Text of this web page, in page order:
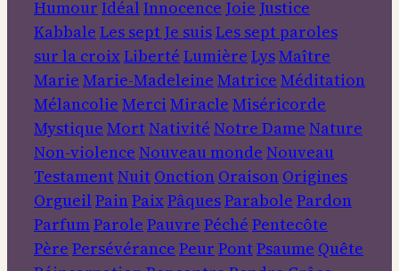
Humour Idéal Innocence Joie Justice
Kabbale Les sept Je suisLes sept paroles
sur la croixLiberté Lumière LysMaître
Marie Marie-Madeleine Matrice Méditation
Mélancolie Merci Miracle Miséricorde
Mystique MortNativité Notre Dame Nature
Non-violence Nouveau monde Nouveau
TestamentNuit Onction Oraison Origines
Orgueil PainPaixPâquesParabole Pardon
ParfumParole Pauvre Péché Pentecôte
Père Persévérance Peur PontPsaume Quête